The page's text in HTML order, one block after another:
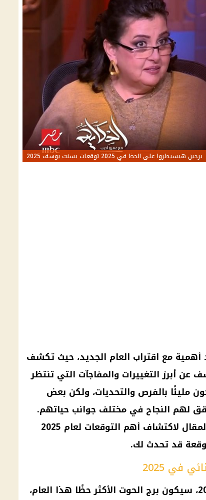
برجين هيسيطروا على الحظ في 2025 توقعات بسنت يوسف 2025
العام الجديد، حيث تكشف
أبرز التغييرات والمفاجآت التي تنتظر
مليئًا بالفرص والتحديات، ولكن بعض
لهم النجاح في مختلف جوانب حياتهم.
لاكتشاف أهم التوقعات لعام 2025
قد تحدث لك.
برج الحوت الأكثر حظًا هذا العام،